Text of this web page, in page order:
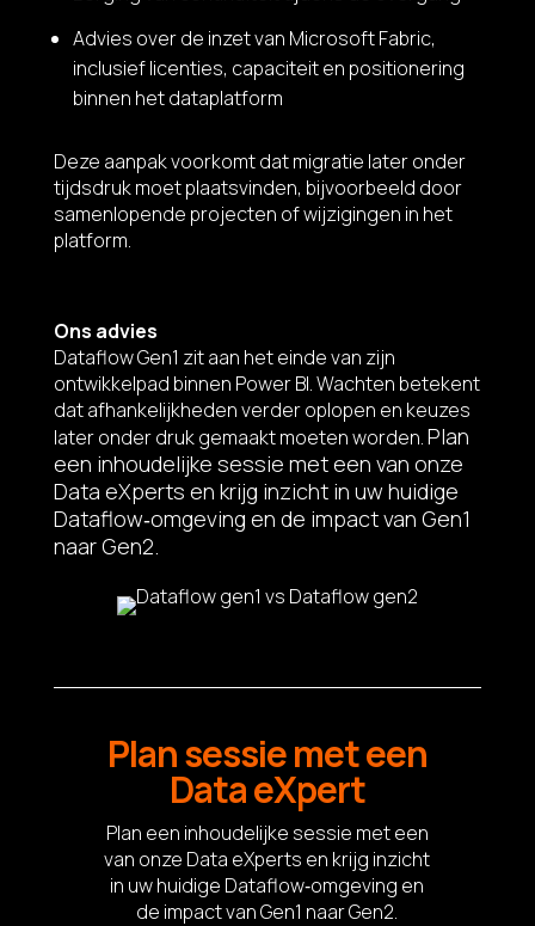
Advies over de inzet van Microsoft Fabric,
inclusief licenties, capaciteit en positionering
binnen het dataplatform
Deze aanpak voorkomt dat migratie later onder
tijdsdruk moet plaatsvinden, bijvoorbeeld door
samenlopende projecten of wijzigingen in het
platform.
Ons advies
Dataflow Gen1 zit aan het einde van zijn
ontwikkelpad binnen Power BI. Wachten betekent
dat afhankelijkheden verder oplopen en keuzes
later onder druk gemaakt moeten worden.Plan
een inhoudelijke sessie met een van onze
Data eXperts en krijg inzicht in uw huidige
Dataflow‑omgeving en de impact van Gen1
naar Gen2.
Plan sessie met een
Data eXpert
Plan een inhoudelijke sessie met een
van onze Data eXperts en krijg inzicht
in uw huidige Dataflow‑omgeving en
de impact van Gen1 naar Gen2.